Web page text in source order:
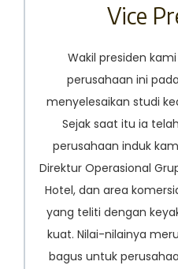
Vice
Wakil presiden
perusahaan ini
menyelesaikan studi
Sejak saat itu ia
perusahaan induk
Direktur Operasional
Hotel, dan area
yang teliti dengan
kuat. Nilai-nilainya
bagus untuk